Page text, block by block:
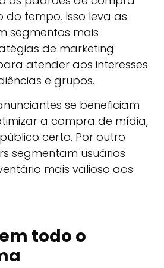
tempo. Isso leva as
segmentos mais
de marketing
atender aos interesses
e grupos.
se beneficiam
a compra de mídia,
certo. Por outro
segmentam usuários
mais valioso aos
todo o